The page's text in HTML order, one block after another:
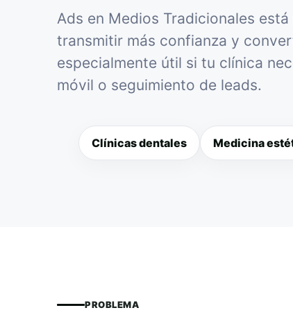
Ads en Medios Tradicionales
transmitir más confianza y
especialmente útil si tu clínica
móvil o seguimiento de leads.
Clínicas dentales Medicina
PROBLEMA